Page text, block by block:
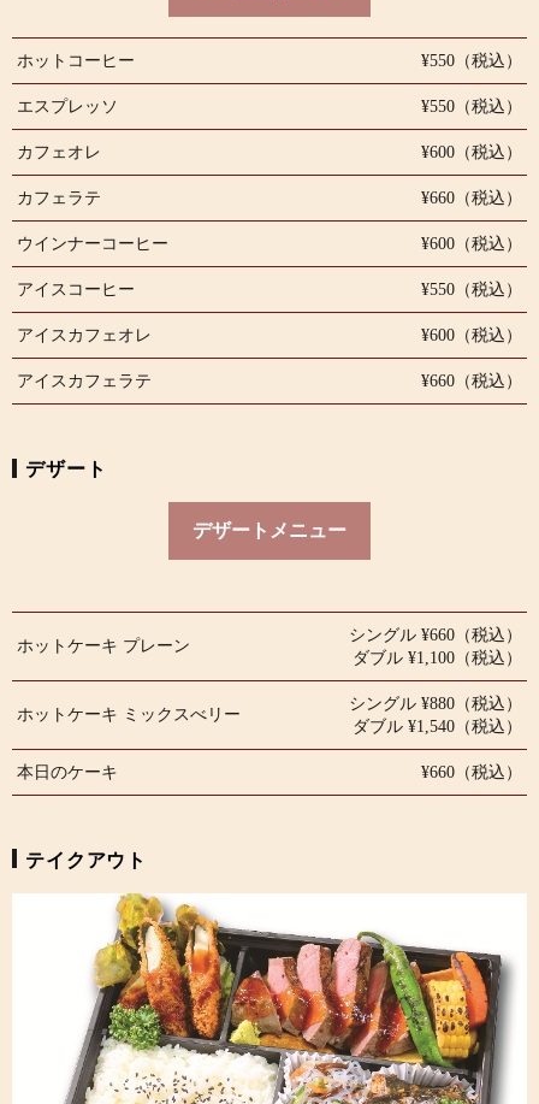
ホットコーヒー ¥550（税込）
エスプレッソ ¥550（税込）
カフェオレ ¥600（税込）
カフェラテ ¥660（税込）
ウインナーコーヒー ¥600（税込）
アイスコーヒー ¥550（税込）
アイスカフェオレ ¥600（税込）
アイスカフェラテ ¥660（税込）
デザート
デザートメニュー
ホットケーキ プレーン
シングル ¥660（税込）
ダブル ¥1,100（税込）
ホットケーキ ミックスべリー
シングル ¥880（税込）
ダブル ¥1,540（税込）
本日のケーキ ¥660（税込）
テイクアウト